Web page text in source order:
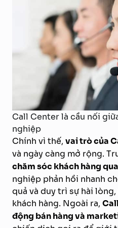
Call Center là cầu nối
nghiệp
Chính vì thế, vai trò của
và ngày càng mở rộng.
chăm sóc khách hàng
nghiệp phản hồi nhanh
quả và duy trì sự hài
khách hàng. Ngoài ra,
động bán hàng và